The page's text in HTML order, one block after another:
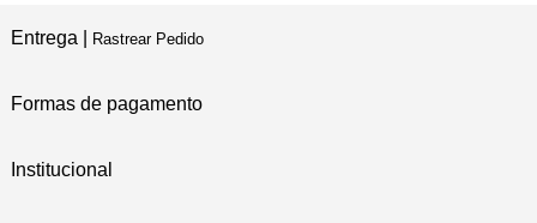
Entrega | Rastrear Pedido
Formas de pagamento
Institucional